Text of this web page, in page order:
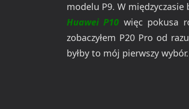
modelu P9. W międzyczasie
Huawei P10 więc pokusa
zobaczyłem P20 Pro od
byłby to mój pierwszy wybór.